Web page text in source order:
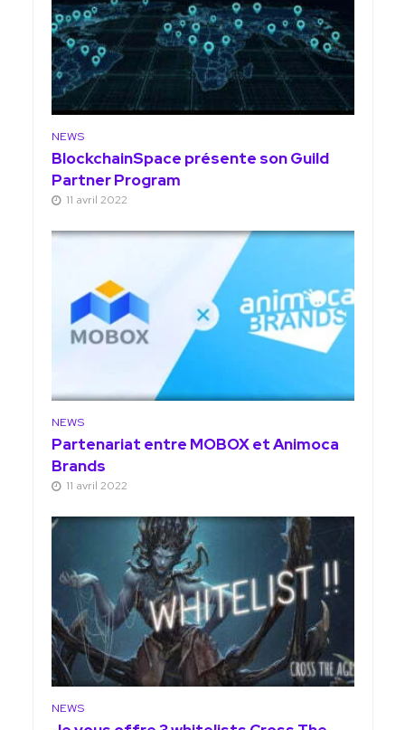
NEWS
BlockchainSpace présente son Guild
Partner Program
11 avril 2022
NEWS
Partenariat entre MOBOX et Animoca
Brands
11 avril 2022
NEWS